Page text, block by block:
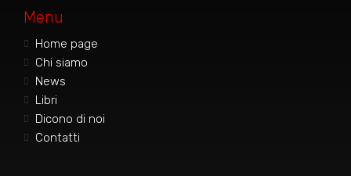
Menu
Home page
Chi siamo
News
Libri
Dicono di noi
Contatti